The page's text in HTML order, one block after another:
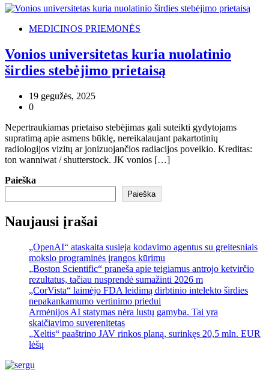
MEDICINOS PRIEMONĖS
Vonios universitetas kuria nuolatinio
širdies stebėjimo prietaisą
19 gegužės, 2025
0
Nepertraukiamas prietaiso stebėjimas gali suteikti gydytojams
supratimą apie asmens būklę, nereikalaujant pakartotinių
radiologijos vizitų ar jonizuojančios radiacijos poveikio. Kreditas:
ton wanniwat / shutterstock. JK vonios […]
Paieška
Paieška
Naujausi įrašai
„OpenAI“ ataskaita susieja kodavimo agentus su greitesniais
mokslo programinės įrangos kūrimu
„Boston Scientific“ praneša apie teigiamus antrojo ketvirčio
rezultatus, tačiau nusprendė sumažinti 2026 m
„CorVista“ laimėjo FDA leidimą dirbtinio intelekto širdies
nepakankamumo vertinimo priedui
Armėnijos AI statymas nėra lustų gamyba. Tai yra
skaičiavimo suverenitetas
„Xeltis“ paaštrino JAV rinkos planą, surinkęs 20,5 mln. EUR
lėšų